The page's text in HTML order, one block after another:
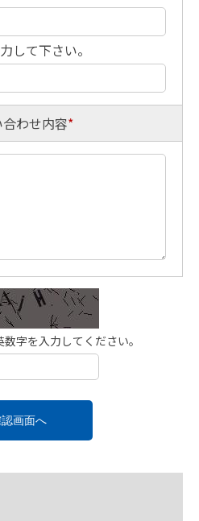
して下さい。
わせ内容*
字を入力してください。
画面へ